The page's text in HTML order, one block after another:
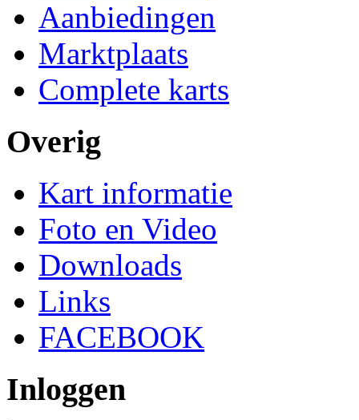
Aanbiedingen
Marktplaats
Complete karts
Overig
Kart informatie
Foto en Video
Downloads
Links
FACEBOOK
Inloggen